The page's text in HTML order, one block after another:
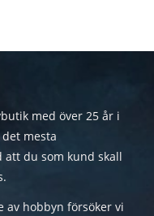
med över 25 år i
mesta
du som kund skall
av hobbyn försöker vi